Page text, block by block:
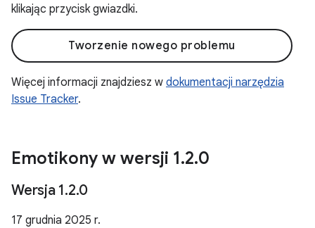
klikając przycisk gwiazdki.
Tworzenie nowego problemu
Więcej informacji znajdziesz w dokumentacji narzędzia
Issue Tracker.
Emotikony w wersji 1.2.0
Wersja 1.2.0
17 grudnia 2025 r.